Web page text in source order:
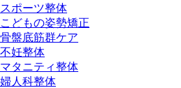
スポーツ整体
こどもの姿勢矯正
骨盤底筋群ケア
不妊整体
マタニティ整体
婦人科整体